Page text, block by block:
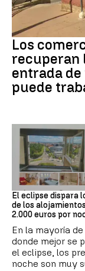
Crisis migrantes
Los
recuperan
entrada
puede
Eclipse solar
El eclipse dispara
de los
2.000 euros por
En la mayoría
donde mejor se
el eclipse, los
noche son muy